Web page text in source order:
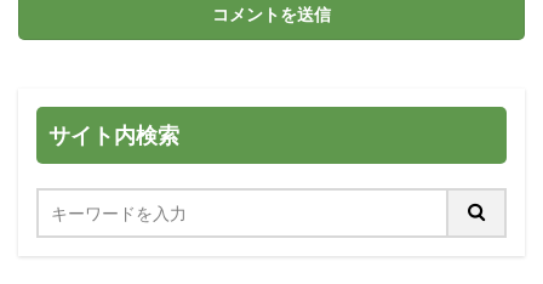
サイト内検索